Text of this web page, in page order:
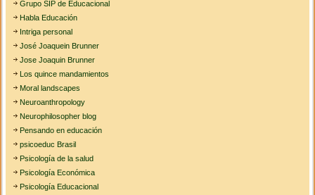
Grupo SIP de Educacional
Habla Educación
Intriga personal
José Joaquein Brunner
Jose Joaquin Brunner
Los quince mandamientos
Moral landscapes
Neuroanthropology
Neurophilosopher blog
Pensando en educación
psicoeduc Brasil
Psicología de la salud
Psicología Económica
Psicología Educacional